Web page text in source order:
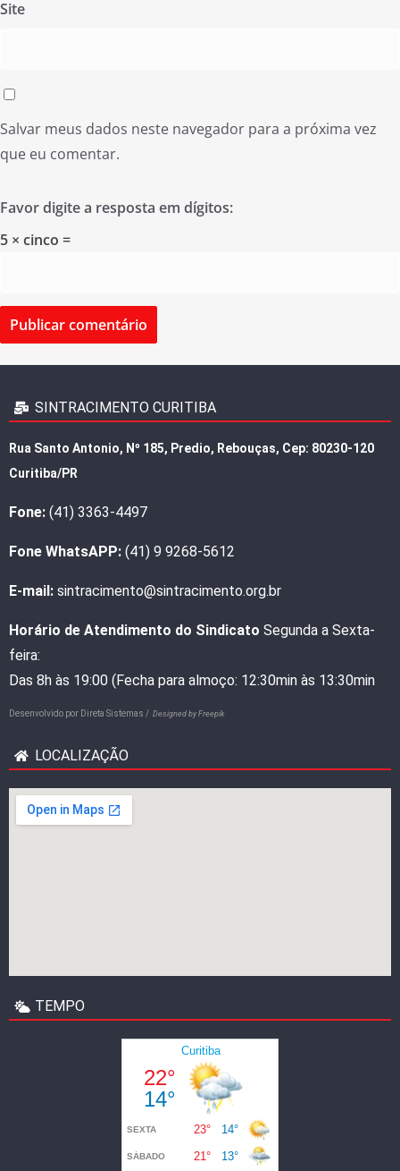
Site
Salvar meus dados neste navegador para a próxima vez
que eu comentar.
Favor digite a resposta em dígitos:
5 × cinco =
SINTRACIMENTO CURITIBA
Rua Santo Antonio, Nº 185, Predio, Rebouças, Cep: 80230-120
Curitiba/PR
Fone: (41) 3363-4497
Fone WhatsAPP: (41) 9 9268-5612
E-mail: sintracimento@sintracimento.org.br
Horário de Atendimento do Sindicato Segunda a Sexta-
feira:
Das 8h às 19:00 (Fecha para almoço: 12:30min às 13:30min
Desenvolvido por Direta Sistemas / Designed by Freepik
LOCALIZAÇÃO
TEMPO